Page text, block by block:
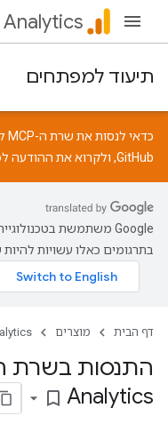
Analytics
תיעוד למפתחים
כדאי לנסות את שרת ה-MCP ל-Google Analytics. אפשר להתקין מ-
GitHub, ולקרוא את ההודעה
בתרגומים כאלו עשויות להיות
דף הבית מוצרים
Analytics
bookmark_border